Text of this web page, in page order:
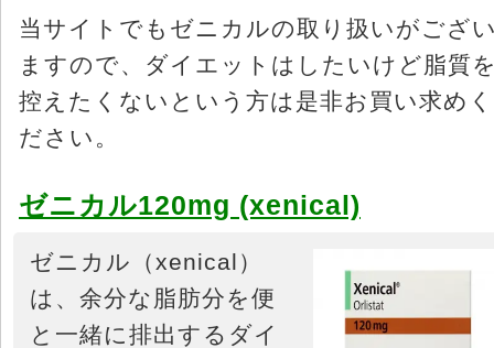
当サイトでもゼニカルの取り扱いがござ
ますので、ダイエットはしたいけど脂質
控えたくないという方は是非お買い求めく
ださい。
ゼニカル120mg (xenical)
ゼニカル（xenical）
は、余分な脂肪分を便
と一緒に排出するダイ